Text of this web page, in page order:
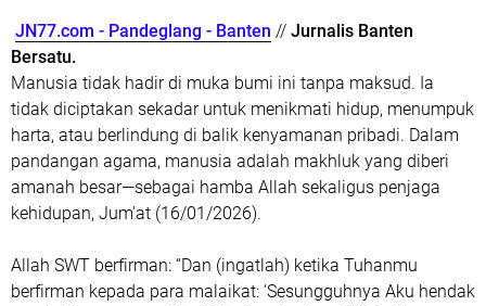
JN77.com - Pandeglang - Banten // Jurnalis Banten
Bersatu.
Manusia tidak hadir di muka bumi ini tanpa maksud. Ia
tidak diciptakan sekadar untuk menikmati hidup, menumpuk
harta, atau berlindung di balik kenyamanan pribadi. Dalam
pandangan agama, manusia adalah makhluk yang diberi
amanah besar—sebagai hamba Allah sekaligus penjaga
kehidupan, Jum'at (16/01/2026).
Allah SWT berfirman: “Dan (ingatlah) ketika Tuhanmu
berfirman kepada para malaikat: ‘Sesungguhnya Aku hendak